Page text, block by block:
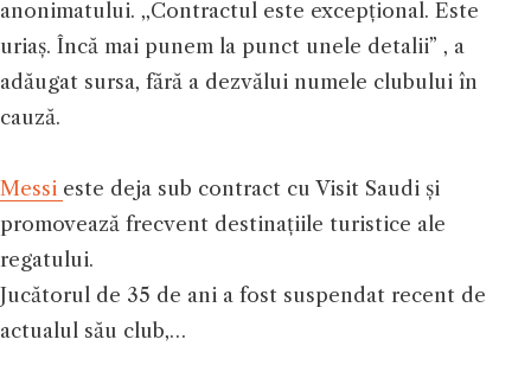
anonimatului. ,,Contractul este excepțional. Este
uriaș. Încă mai punem la punct unele detalii” , a
adăugat sursa, fără a dezvălui numele clubului în
cauză.
Messi este deja sub contract cu Visit Saudi și
promovează frecvent destinațiile turistice ale
regatului.
Jucătorul de 35 de ani a fost suspendat recent de
actualul său club,…